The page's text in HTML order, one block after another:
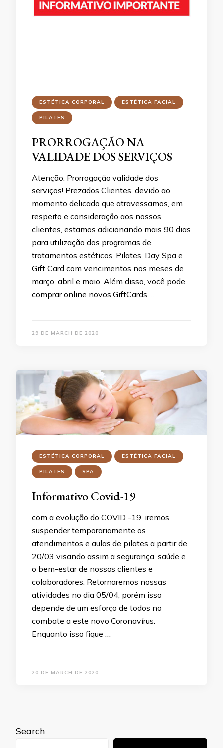
ESTÉTICA CORPORAL ESTÉTICA FACIAL
PILATES
PRORROGAÇÃO NA
VALIDADE DOS SERVIÇOS
Atenção: Prorrogação validade dos
serviços! Prezados Clientes, devido ao
momento delicado que atravessamos, em
respeito e consideração aos nossos
clientes, estamos adicionando mais 90 dias
para utilização dos programas de
tratamentos estéticos, Pilates, Day Spa e
Gift Card com vencimentos nos meses de
março, abril e maio. Além disso, você pode
comprar online novos GiftCards …
29 DE MARCH DE 2020
ESTÉTICA CORPORAL ESTÉTICA FACIAL
PILATES SPA
Informativo Covid-19
com a evolução do COVID -19, iremos
suspender temporariamente os
atendimentos e aulas de pilates a partir de
20/03 visando assim a segurança, saúde e
o bem-estar de nossos clientes e
colaboradores. Retornaremos nossas
atividades no dia 05/04, porém isso
depende de um esforço de todos no
combate a este novo Coronavírus.
Enquanto isso fique …
20 DE MARCH DE 2020
Search